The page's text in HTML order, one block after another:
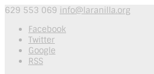
629 553 069 info@laranilla.org
Facebook
Twitter
Google
RSS